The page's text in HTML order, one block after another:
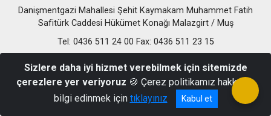
Danişmentgazi Mahallesi Şehit Kaymakam Muhammet Fatih
Safitürk Caddesi Hükümet Konağı Malazgirt / Muş
Tel: 0436 511 24 00 Fax: 0436 511 23 15
Sizlere daha iyi hizmet verebilmek için sitemizde
çerezlere yer veriyoruz 🍪 Çerez politikamız hakkında
bilgi edinmek için tıklayınız Kabul et